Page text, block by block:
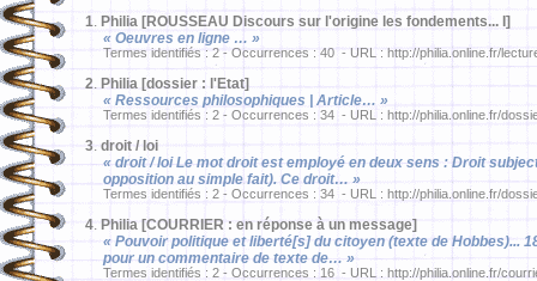
1. Philia [ROUSSEAU Discours sur l'origine les fondements... I]
« Oeuvres en ligne … »
Termes identifiés : 2 - Occurrences : 40 - URL : http://philia.online.fr/
2. Philia [dossier : l'Etat]
« Ressources philosophiques | Article… »
Termes identifiés : 2 - Occurrences : 34 - URL : http://philia.online.fr/
3. droit / loi
« droit / loi Le mot droit est employé en deux sens : Droit
opposition au simple fait). Ce droit… »
Termes identifiés : 2 - Occurrences : 34 - URL : http://philia.online.fr/
4. Philia [COURRIER : en réponse à un message]
« Pouvoir politique et liberté[s] du citoyen (texte de Hobbes)...
pour un commentaire de texte de… »
Termes identifiés : 2 - Occurrences : 16 - URL : http://philia.online.fr/